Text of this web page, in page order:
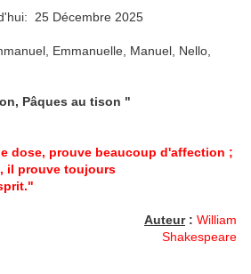
25 Décembre 2025
Emmanuelle, Manuel, Nello,
Pâques au tison "
dose, prouve beaucoup d'affection ;
il prouve toujours
Auteur: William
Shakespeare